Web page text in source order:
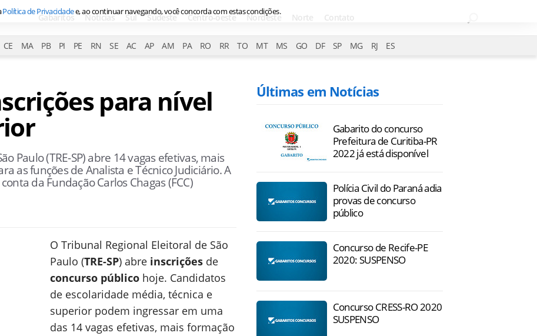
Gabaritos Notícias Sul Sudeste Centro-oeste Nordeste Norte Contato
CE MA PB PI PE RN SE AC AP AM PA RO RR TO MT MS GO DF SP MG RJ ES
para nível
Paulo (TRE-SP) abre 14 vagas efetivas, mais
as funções de Analista e Técnico Judiciário. A
da Fundação Carlos Chagas (FCC)
O Tribunal Regional Eleitoral de São
Paulo (TRE-SP) abre inscrições de
concurso público hoje. Candidatos
de escolaridade média, técnica e
superior podem ingressar em uma
das 14 vagas efetivas, mais formação
Últimas em Notícias
Gabarito do concurso
Prefeitura de Curitiba-PR
2022 já está disponível
Polícia Civil do Paraná adia
provas de concurso
público
Concurso de Recife-PE
2020: SUSPENSO
Concurso CRESS-RO 2020
SUSPENSO
Política de Privacidadee, ao continuar navegando, você concorda com estas condições.